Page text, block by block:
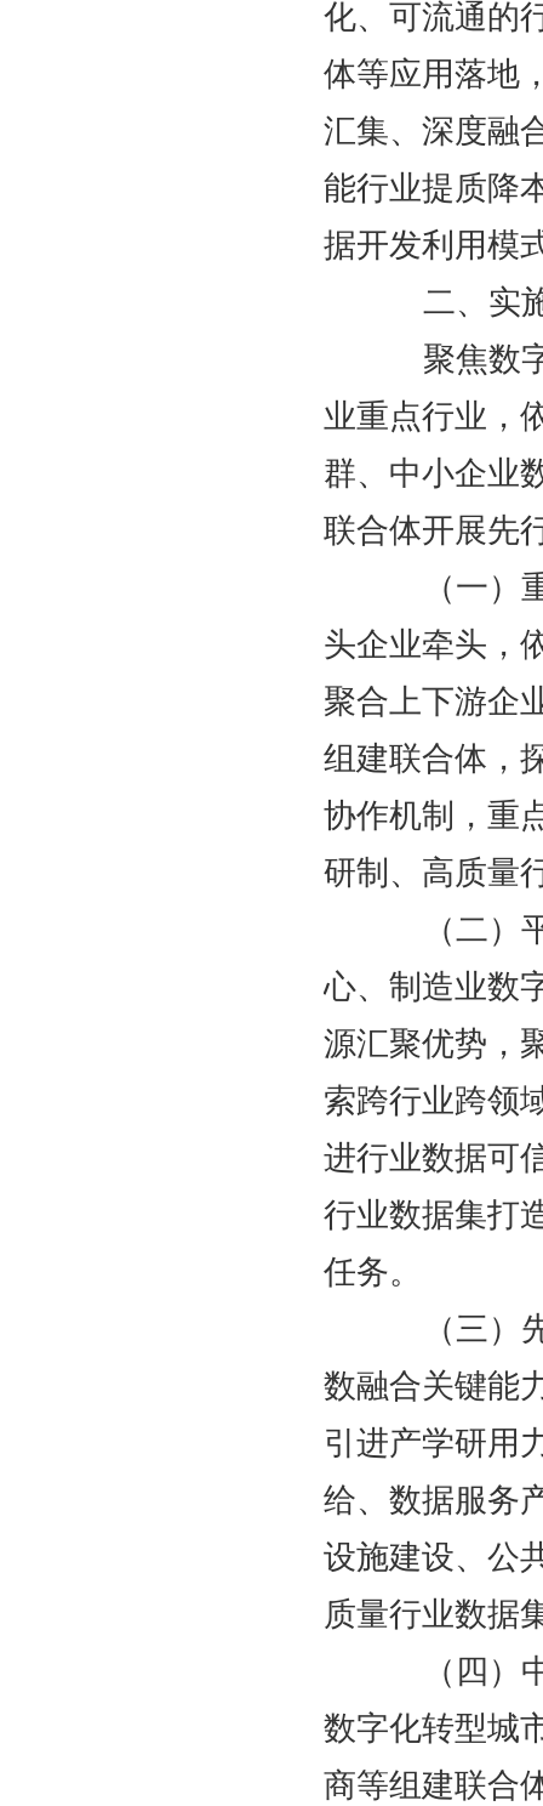
化、可流通的
体等应用落地
汇集、深度融
能行业提质降
据开发利用模
二、实
聚焦数字
业重点行业，
群、中小企业
联合体开展先
（一）重
头企业牵头，
聚合上下游企
组建联合体，
协作机制，重
研制、高质量
（二）平
心、制造业数
源汇聚优势，
索跨行业跨领
进行业数据可
行业数据集打
任务。
（三）先
数融合关键能
引进产学研用
给、数据服务
设施建设、公
质量行业数据
（四）中
数字化转型城
商等组建联合